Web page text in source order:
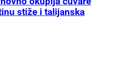
stiže i talijanska